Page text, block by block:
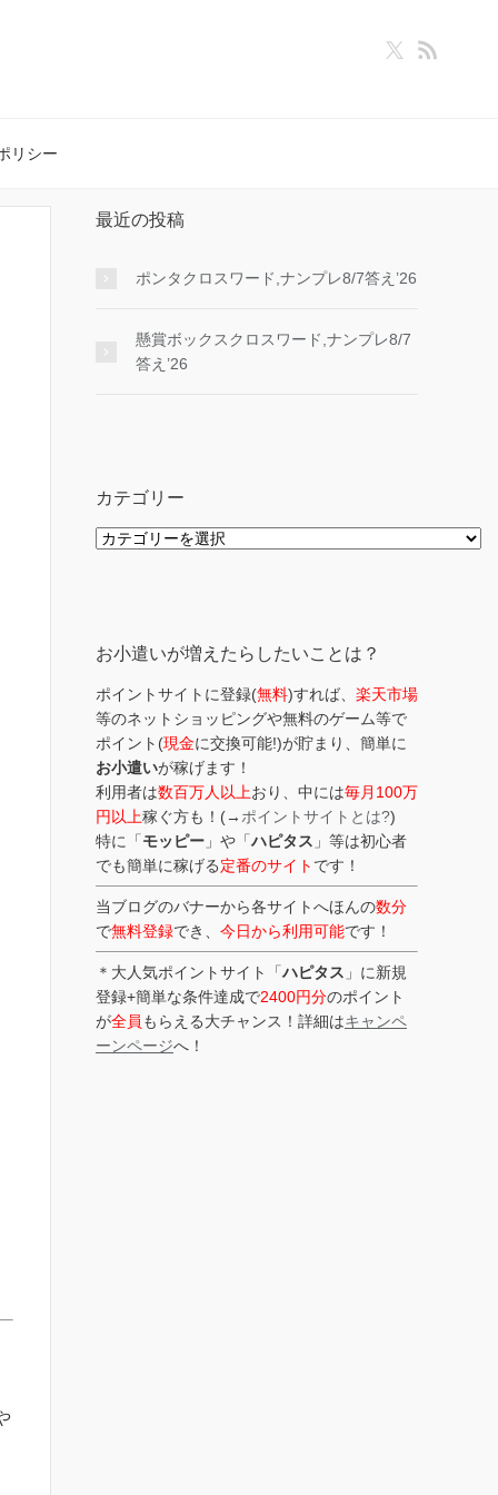
リシー
最近の投稿
ポンタクロスワード,ナンプレ8/7答え’26
懸賞ボックスクロスワード,ナンプレ8/7
答え’26
カテゴリー
カ
お小遣いが増えたらしたいことは？
ポイントサイトに登録(無料)すれば、 楽天市場
等のネットショッピングや無料のゲーム等で
ポイント(現金に交換可能!)が貯まり、簡単に
お小遣いが稼げます！
利用者は数百万人以上おり、中には毎月100万
円以上稼ぐ方も！(→ ポイントサイトとは?)
特に「モッピー 」や「ハピタス 」等は初心者
でも簡単に稼げる定番のサイト です！
当ブログのバナーから各サイトへほんの数分
で無料登録でき、 今日から利用可能です！
＊大人気ポイントサイト「ハピタス 」に新規
登録+簡単な条件達成で2400円分のポイント
が全員 もらえる大チャンス！詳細はキャンペ
ーンページへ！